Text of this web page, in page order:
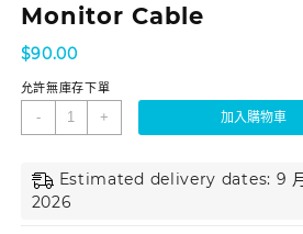
Monitor Cable
$90.00
允許無庫存下單
- + 加入購物車
Estimated delivery dates: 9
2026